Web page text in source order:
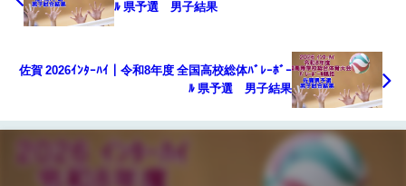
ﾙ 県予選 男子結果
佐賀 2026ｲﾝﾀｰﾊｲ｜令和8年度 全国高校総体ﾊﾞﾚｰﾎﾞｰ
ﾙ 県予選 男子結果